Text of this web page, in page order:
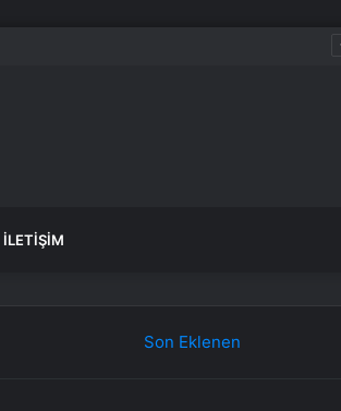
İLETIŞIM
Son Eklenen